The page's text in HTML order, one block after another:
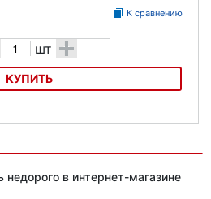
К сравнению
шт +
КУПИТЬ
недорого в интернет-магазине